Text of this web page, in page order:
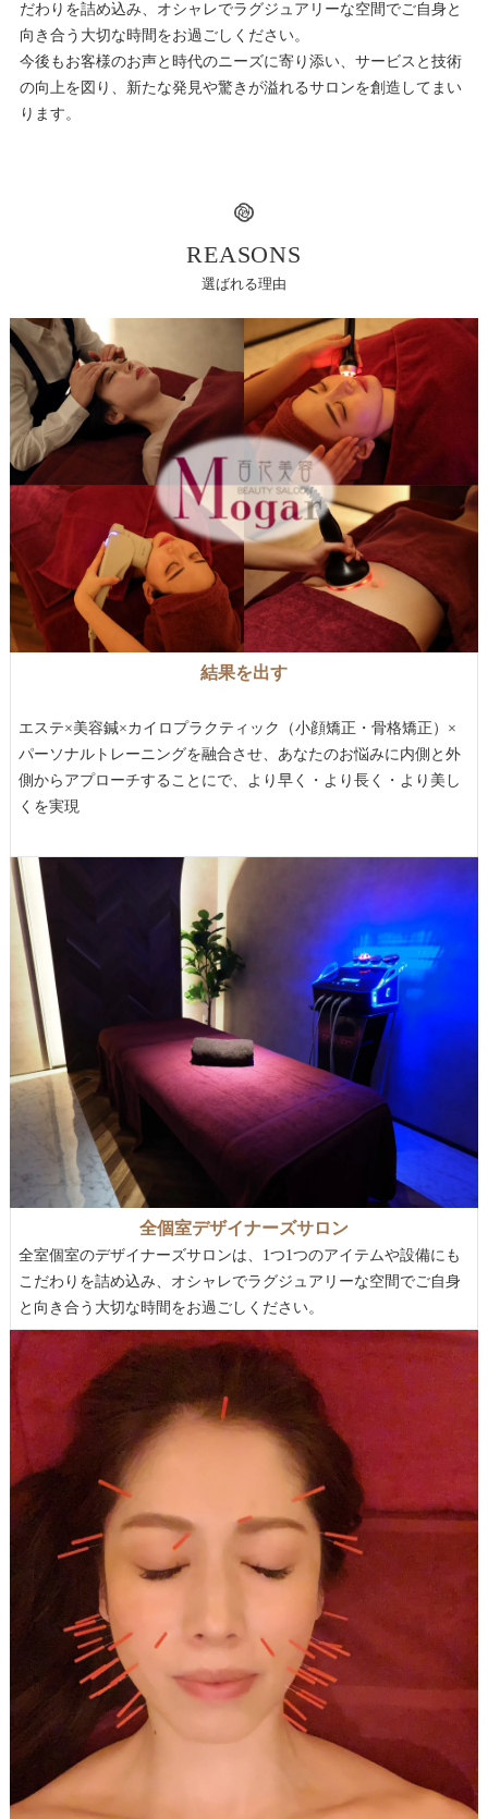
だわりを詰め込み、オシャレでラグジュアリーな空間でご自身と
向き合う大切な時間をお過ごしください。
今後もお客様のお声と時代のニーズに寄り添い、サービスと技術
の向上を図り、新たな発見や驚きが溢れるサロンを創造してまい
ります。
選ばれる理由
REASONS
結果を出す
エステ×美容鍼×カイロプラクティック（小顔矯正・骨格矯正）×
パーソナルトレーニングを融合させ、あなたのお悩みに内側と外
側からアプローチすることにで、より早く・より長く・より美し
くを実現
全個室デザイナーズサロン
全室個室のデザイナーズサロンは、1つ1つのアイテムや設備にも
こだわりを詰め込み、オシャレでラグジュアリーな空間でご自身
と向き合う大切な時間をお過ごしください。